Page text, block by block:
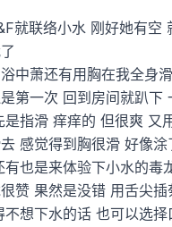
就联络小水 刚好她有空
中萧还有用胸在我全身
第一次 回到房间就趴下
是指滑 痒痒的 但很爽 又
感觉得到胸很滑 好像
有也是来体验下小水的毒
赞 果然是没错 用舌尖插
不想下水的话 也可以选择